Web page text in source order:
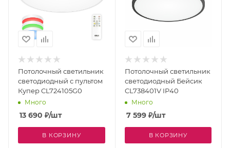
Потолочный светильник
светодиодный с пультом
Купер CL724105G0
Много
13 690 ₽/шт
В КОРЗИНУ
Потолочный светильник
светодиодный Бейсик
CL738401V IP40
Много
7 599₽/шт
В КОРЗИНУ